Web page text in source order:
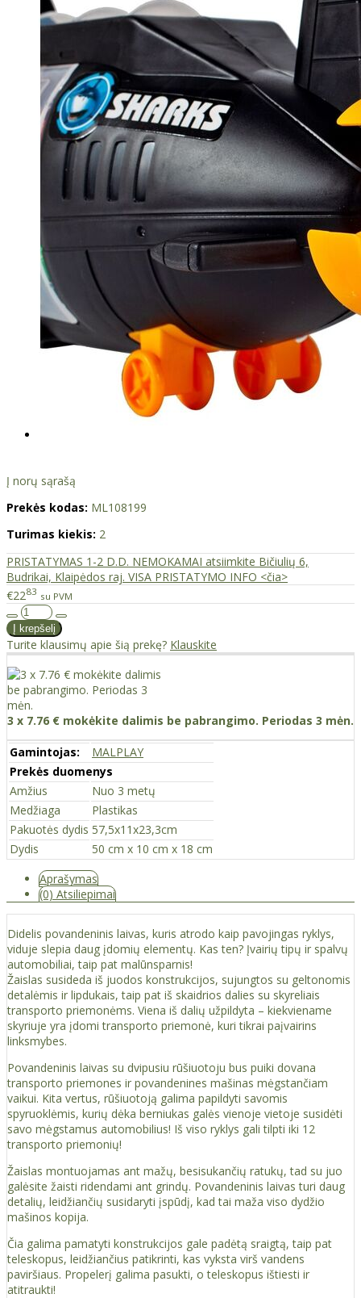
Į norų sąrašą
Prekės kodas: ML108199
Turimas kiekis: 2
PRISTATYMAS 1-2 D.D. NEMOKAMAI atsiimkite Bičiulių 6,
Budrikai, Klaipėdos raj. VISA PRISTATYMO INFO <čia>
€2283 su PVM
Turite klausimų apie šią prekę? Klauskite
3 x 7.76 € mokėkite dalimis be pabrangimo. Periodas 3 mėn.
Gamintojas:
MALPLAY
Prekės duomenys
Amžius
Nuo 3 metų
Medžiaga
Plastikas
Pakuotės dydis 57,5x11x23,3cm
Dydis
50 cm x 10 cm x 18 cm
Aprašymas
(0) Atsiliepimai
Didelis povandeninis laivas, kuris atrodo kaip pavojingas ryklys,
viduje slepia daug įdomių elementų. Kas ten? Įvairių tipų ir spalvų
automobiliai, taip pat malūnsparnis!
Žaislas susideda iš juodos konstrukcijos, sujungtos su geltonomis
detalėmis ir lipdukais, taip pat iš skaidrios dalies su skyreliais
transporto priemonėms. Viena iš dalių užpildyta – kiekviename
skyriuje yra įdomi transporto priemonė, kuri tikrai paįvairins
linksmybes.
Povandeninis laivas su dvipusiu rūšiuotoju bus puiki dovana
transporto priemones ir povandenines mašinas mėgstančiam
vaikui. Kita vertus, rūšiuotoją galima papildyti savomis
spyruoklėmis, kurių dėka berniukas galės vienoje vietoje susidėti
savo mėgstamus automobilius! Iš viso ryklys gali tilpti iki 12
transporto priemonių!
Žaislas montuojamas ant mažų, besisukančių ratukų, tad su juo
galėsite žaisti ridendami ant grindų. Povandeninis laivas turi daug
detalių, leidžiančių susidaryti įspūdį, kad tai maža viso dydžio
mašinos kopija.
Čia galima pamatyti konstrukcijos gale padėtą ​​sraigtą, taip pat
teleskopus, leidžiančius patikrinti, kas vyksta virš vandens
paviršiaus. Propelerį galima pasukti, o teleskopus ištiesti ir
atitraukti!